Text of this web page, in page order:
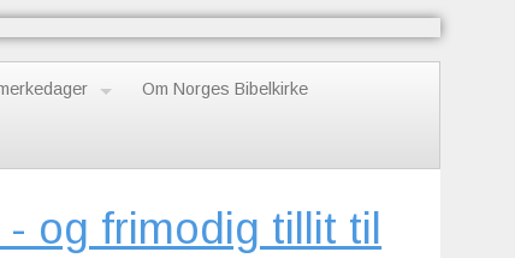
Om Norges Bibelkirke
og frimodig tillit til